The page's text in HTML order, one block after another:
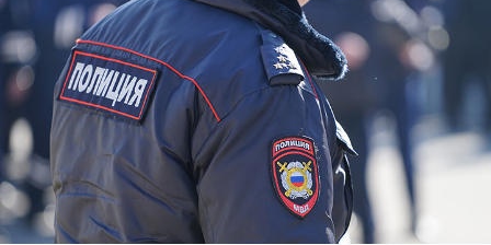
По его словам, предметы, представляющие особую
культурную ценность, похитили из квартиры на
Большой Пионерской улице. Злоумышленники
имели свободный доступ в эту квартиру.
Воспользовавшись этим, они украли работы
русских художников Врубеля и Бурлюка, а также
старинные иконы и антиквариат XII–XVIII веков.
ЖИВОПИСЬ МОСКВА ПРЕСТУПЛЕНИЯ